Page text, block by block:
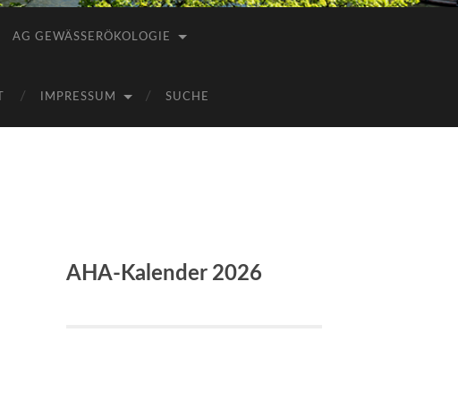
AG GEWÄSSERÖKOLOGIE
IMPRESSUM SUCHE
AHA-Kalender 2026